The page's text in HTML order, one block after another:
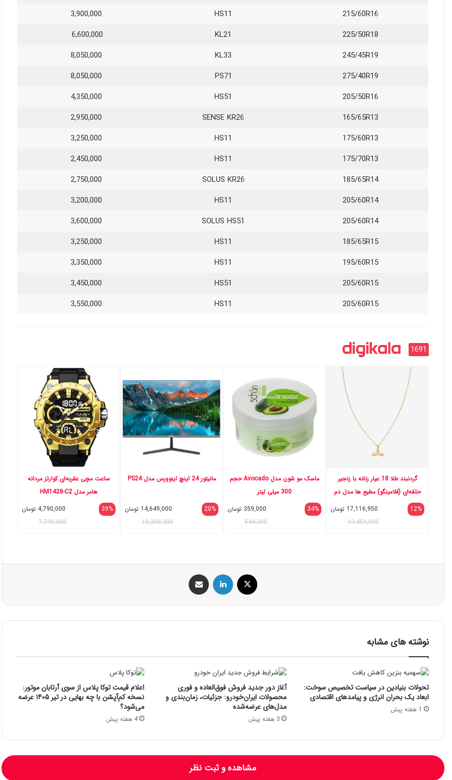
215/60R16
HS11
3,900,000
225/50R18
KL21
6,600,000
245/45R19
KL33
8,050,000
275/40R19
PS71
8,050,000
205/50R16
HS51
4,350,000
165/65R13
SENSE KR26
2,950,000
175/60R13
HS11
3,250,000
175/70R13
HS11
2,450,000
185/65R14
SOLUS KR26
2,750,000
205/60R14
HS11
3,200,000
205/60R14
SOLUS HS51
3,600,000
185/65R15
HS11
3,250,000
195/60R15
HS11
3,350,000
205/60R15
HS51
3,450,000
205/60R15
HS11
3,550,000
1691
گردنبند طلا 18 عیار زنانه با زنجیر
حلقه‌ای (فلامینگو) مطیع ها مدل دم
وال کد 593
12%
17,116,950 تومان
19,451,090
ماسک مو شون مدل Avocado حجم
300 میلی لیتر
34%
359,000 تومان
544,300
مانیتور 24 اینچ اینوورس مدل PS24
20%
14,649,000 تومان
18,208,300
ساعت مچی عقربه‌ای کوارتز مردانه
هامر مدل HM1428-C2
39%
4,790,000 تومان
7,790,000
ایکس لینکداین
نوشته های مشابه
تحولات بنیادین در سیاست تخصیص سوخت:
ابعاد یک بحران انرژی و پیامدهای اقتصادی
1 هفته پیش
آغاز دور جدید فروش فوق‌العاده و فوری
محصولات ایران‌خودرو: جزئیات، زمان‌بندی و
مدل‌های عرضه‌شده
3 هفته پیش
اعلام قیمت توکا پلاس از سوی آرتابان موتور:
نسخه کم‌آپشن با چه بهایی در تیر ۱۴۰۵ عرضه
می‌شود؟
4 هفته پیش
مشاهده و ثبت نظر